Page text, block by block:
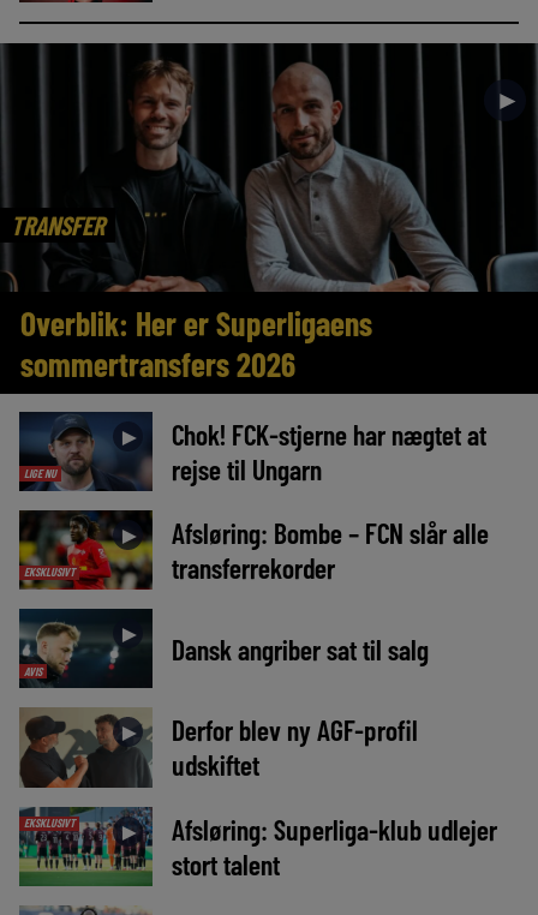
TRANSFER
►
Overblik: Her er Superligaens
sommertransfers 2026
LIGE NU
►
Chok! FCK-stjerne har nægtet at
rejse til Ungarn
EKSKLUSIVT
►
Afsløring: Bombe – FCN slår alle
transferrekorder
AVIS
► Dansk angriber sat til salg
►
Derfor blev ny AGF-profil
udskiftet
EKSKLUSIVT ►
Afsløring: Superliga-klub udlejer
stort talent